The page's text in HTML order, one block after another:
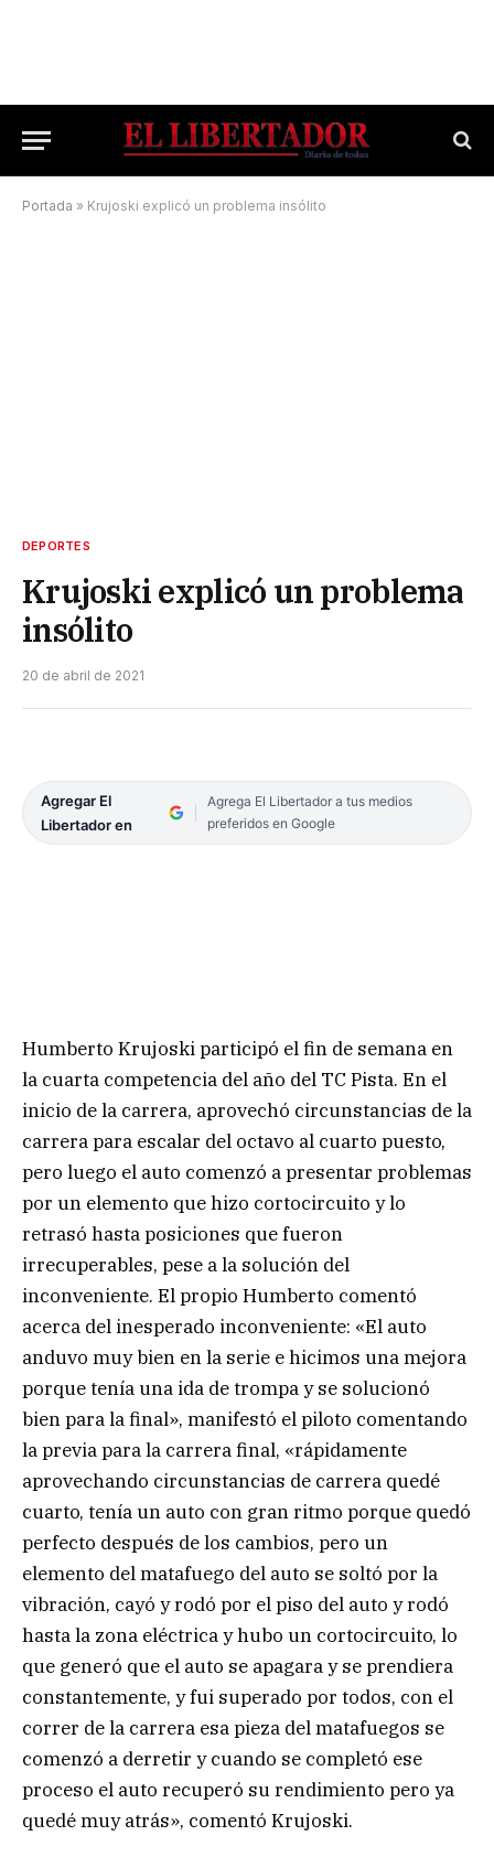
Portada » Krujoski explicó un problema insólito
DEPORTES
Krujoski explicó un problema
insólito
20 de abril de 2021
Agregar El
Libertador en
Agrega El Libertador a tus medios
preferidos en Google
Humberto Krujoski participó el fin de semana en
la cuarta competencia del año del TC Pista. En el
inicio de la carrera, aprovechó circunstancias de la
carrera para escalar del octavo al cuarto puesto,
pero luego el auto comenzó a presentar problemas
por un elemento que hizo cortocircuito y lo
retrasó hasta posiciones que fueron
irrecuperables, pese a la solución del
inconveniente. El propio Humberto comentó
acerca del inesperado inconveniente: «El auto
anduvo muy bien en la serie e hicimos una mejora
porque tenía una ida de trompa y se solucionó
bien para la final», manifestó el piloto comentando
la previa para la carrera final, «rápidamente
aprovechando circunstancias de carrera quedé
cuarto, tenía un auto con gran ritmo porque quedó
perfecto después de los cambios, pero un
elemento del matafuego del auto se soltó por la
vibración, cayó y rodó por el piso del auto y rodó
hasta la zona eléctrica y hubo un cortocircuito, lo
que generó que el auto se apagara y se prendiera
constantemente, y fui superado por todos, con el
correr de la carrera esa pieza del matafuegos se
comenzó a derretir y cuando se completó ese
proceso el auto recuperó su rendimiento pero ya
quedé muy atrás», comentó Krujoski.